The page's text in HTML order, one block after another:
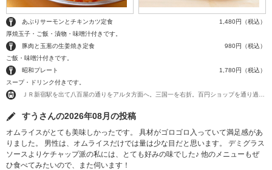
あぶりサーモンとチキンカツ定食
1,480円（税込）
厚焼玉子・ご飯・漬物・味噌汁付きです。
豚肉と玉葱の生姜焼き定食
980円（税込）
ご飯・味噌汁付きです。
昭和プレート
1,780円（税込）
スープ・ドリンク付きです。
すうさんの2026年08月の投稿
オムライスがとても美味しかったです。 具材がゴロゴロ入っていて満足感があ
りました。 男性は、オムライスだけでは量は少な目だと思います。 デミグラス
ソースよりケチャップ派の私には、とても好みの味でした♪ 他のメニューもぜ
ひ食べてみたいので、また伺います！